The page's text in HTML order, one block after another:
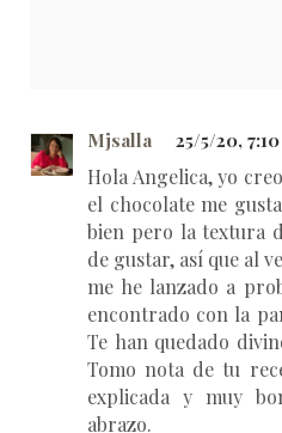
Mjsalla 25/5/20, 7:10
Hola Angelica, yo
el chocolate me
bien pero la textura
de gustar, así que al
me he lanzado a
encontrado con la
Te han quedado
Tomo nota de tu
explicada y muy
abrazo.